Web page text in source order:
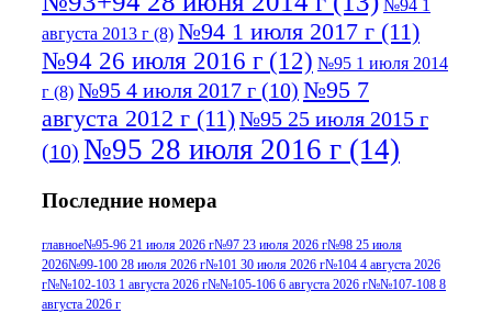
№94 1
августа 2013 г (8) №94 1 июля 2017 г (11)
№94 26 июля 2016 г (12) №95 1 июля 2014
г (8) №95 4 июля 2017 г (10) №95 7
августа 2012 г (11)№95 25 июля 2015 г
(10) №95 28 июля 2016 г (14)
июля 2017 г(11)№96 9 августа 2012
г(13) №96 28 июля 2015 г(9) №96+97 3
июля 2014 г(10)№96+97 30 июля
2016 г(13)
Последние номера
главное№95-96 21 июля 2026 г№97 23 июля 2026 г№98 25 июля
2026№99-100 28 июля 2026 г№101 30 июля 2026 г№104 4 августа 2026
г№№102-103 1 августа 2026 г№№105-106 6 августа 2026 г№№107-108 8
августа 2026 г